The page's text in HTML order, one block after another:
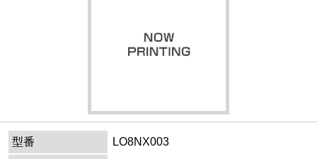
型番
LO8NX003